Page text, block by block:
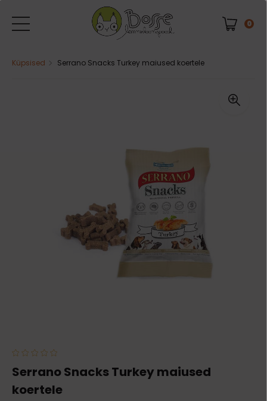
0
Küpsised Serrano Snacks Turkey maiused koertele
Serrano Snacks Turkey maiused
koertele